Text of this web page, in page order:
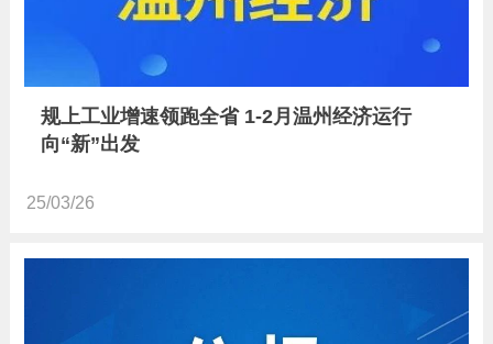
规上工业增速领跑全省 1-2月温州经济运行
向“新”出发
25/03/26